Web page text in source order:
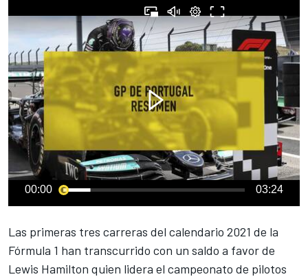
00:00 03:24
Las primeras tres carreras del calendario 2021 de la
Fórmula 1 han transcurrido con un saldo a favor de
Lewis Hamilton quien lidera el campeonato de pilotos